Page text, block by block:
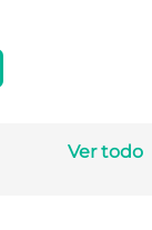
Ver todo